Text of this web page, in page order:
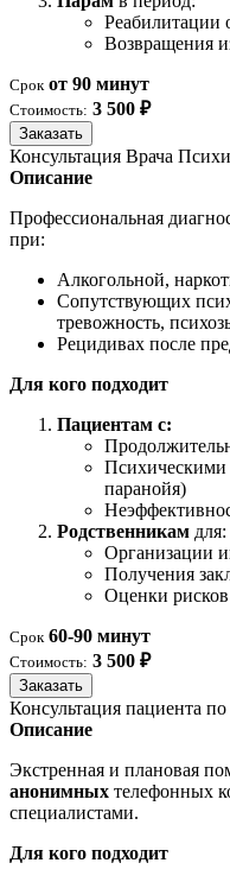
Реабилитации
Возвращения
Срок от 90 минут
Стоимость: 3 500 ₽
Заказать
Консультация Врача
Описание
Профессиональная
при:
Алкогольной,
Сопутствующих
тревожность,
Рецидивах после
Для кого подходит
Пациентам с:
Психическими
паранойя)
Родственникам для:
Организации
Получения
Оценки
Срок 60-90 минут
Стоимость: 3 500 ₽
Заказать
Консультация пациента
Описание
Экстренная и плановая
анонимных телефонных
специалистами.
Для кого подходит